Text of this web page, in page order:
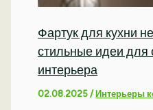
Фартук для кухни
стильные идеи для
интерьера
02.08.2025/ Интерьеры